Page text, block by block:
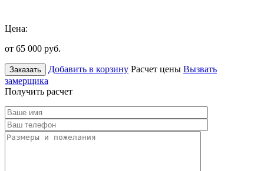
Цена:
от 65 000 руб.
Заказать Добавить в корзину Расчет цены Вызвать
замерщика
Получить расчет